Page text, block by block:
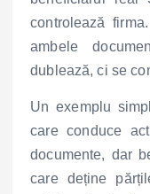
controlează
ambele
dublează, ci se
Un exemplu
care conduce
documente, dar
care deține